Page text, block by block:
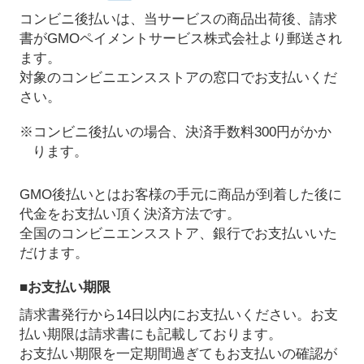
コンビニ後払いは、当サービスの商品出荷後、請求
書がGMOペイメントサービス株式会社より郵送され
ます。
対象のコンビニエンスストアの窓口でお支払いくだ
さい。
※コンビニ後払いの場合、決済手数料300円がかか
ります。
GMO後払いとはお客様の手元に商品が到着した後に
代金をお支払い頂く決済方法です。
全国のコンビニエンスストア、銀行でお支払いいた
だけます。
■お支払い期限
請求書発行から14日以内にお支払いください。お支
払い期限は請求書にも記載しております。
お支払い期限を一定期間過ぎてもお支払いの確認が